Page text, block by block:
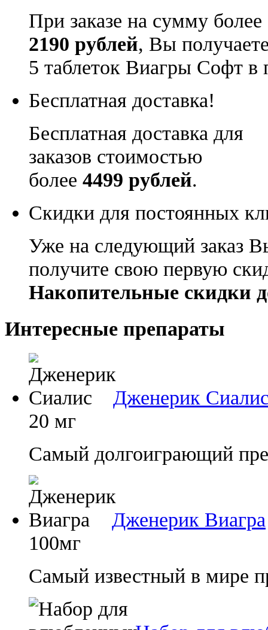
При заказе на сумму более
2190 рублей, Вы
5 таблеток Виагры Софт в
Бесплатная доставка!
Бесплатная доставка для
заказов стоимостью
более 4499 рублей.
Скидки для постоянных
Уже на следующий заказ
получите свою первую
Накопительные скидки
Интересные препараты
Дженерик
20 мг
Самый долгоиграющий
Дженерик Виагра
100мг
Самый известный в мире